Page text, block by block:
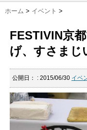
ホーム > イベント >
FESTIVIN京
げ、すさまじ
公開日： : 2015/06/30 イベ